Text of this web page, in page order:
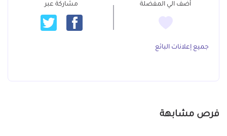
أضف الي المفضلة مشاركة عبر
جميع إعلانات البائع
فرص مشابهة